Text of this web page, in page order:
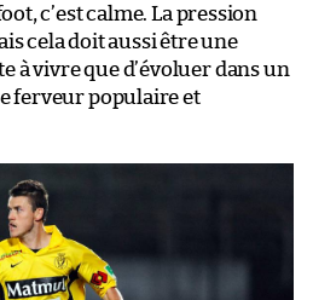
c’est calme. La pression
cela doit aussi être une
à vivre que d’évoluer dans un
ferveur populaire et